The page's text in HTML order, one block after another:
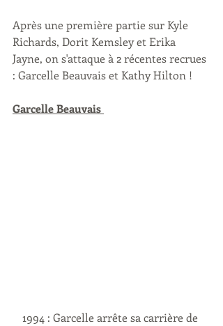
Après une première partie sur Kyle
Richards, Dorit Kemsley et Erika
Jayne, on s'attaque à 2 récentes recrues
: Garcelle Beauvais et Kathy Hilton !
Garcelle Beauvais
1994 : Garcelle arrête sa carrière de